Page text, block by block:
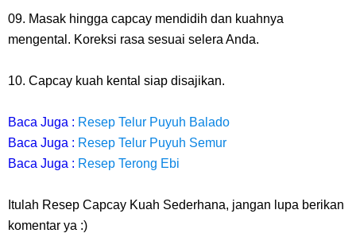
09. Masak hingga capcay mendidih dan kuahnya
mengental. Koreksi rasa sesuai selera Anda.
10. Capcay kuah kental siap disajikan.
Baca Juga : Resep Telur Puyuh Balado
Baca Juga : Resep Telur Puyuh Semur
Baca Juga : Resep Terong Ebi
Itulah Resep Capcay Kuah Sederhana, jangan lupa berikan
komentar ya :)